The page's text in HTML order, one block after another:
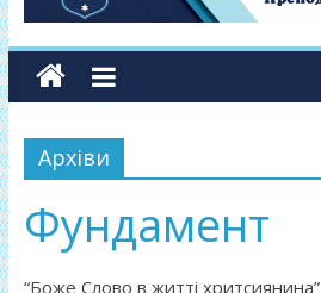
Архіви
Фундамент
“Боже Слово в житті хритсиянина”